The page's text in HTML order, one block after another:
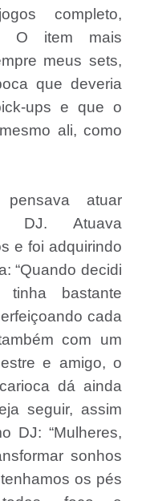
completo,
O item mais
meus sets,
que deveria
ups e que o
ali, como
atuar
DJ. Atuava
e foi adquirindo
“Quando decidi
tinha bastante
cada
com um
e amigo, o
dá ainda
seguir, assim
DJ: “Mulheres,
sonhos
os pés